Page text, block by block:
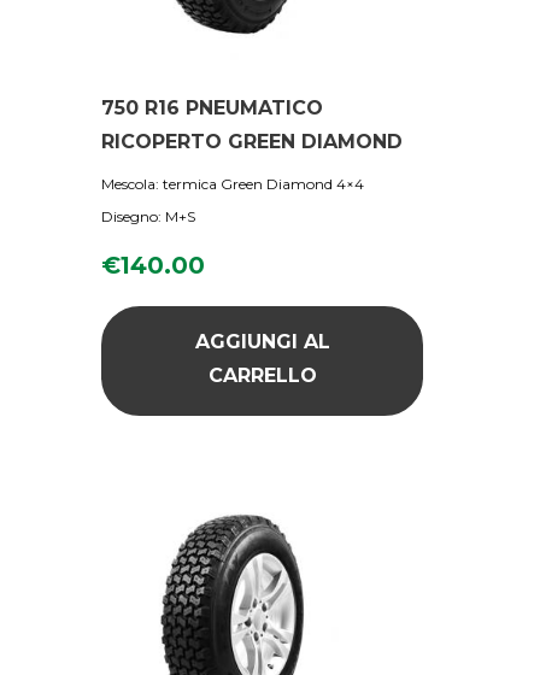
750 R16 PNEUMATICO
RICOPERTO GREEN DIAMOND
Mescola: termica Green Diamond 4×4
Disegno: M+S
€140.00
AGGIUNGI AL
CARRELLO